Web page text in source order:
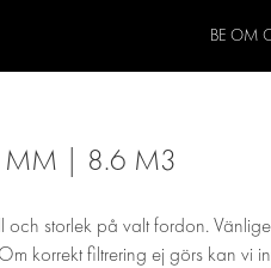
BE OM
| 8.6 M3
storlek på valt fordon.
korrekt filtrering ej görs kan vi